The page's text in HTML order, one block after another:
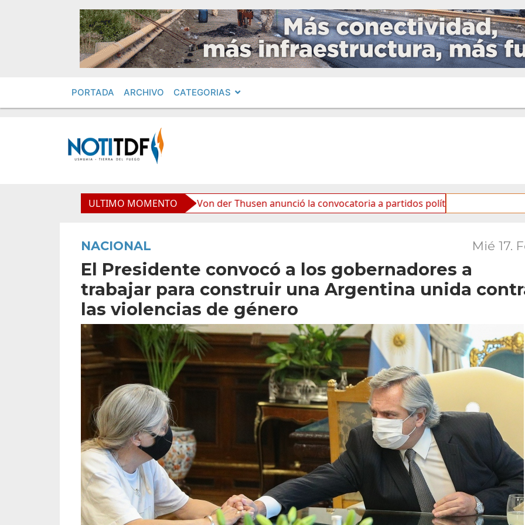
PORTADA ARCHIVO CATEGORIAS
ULTIMO MOMENTO
afirmó Becerra Von der Thusen anunció la convocatoria a partidos políticos por «ficha limpia»
NACIONAL Mié 17.
El Presidente convocó a los gobernadores a
trabajar para construir una Argentina unida
las violencias de género